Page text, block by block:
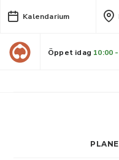
Kalendarium
Öppet idag 10:00
Arkeologisk